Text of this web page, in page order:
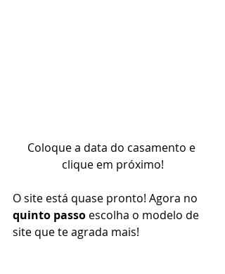
Coloque a data do casamento e
clique em próximo!
O site está quase pronto! Agora no
quinto passo escolha o modelo de
site que te agrada mais!